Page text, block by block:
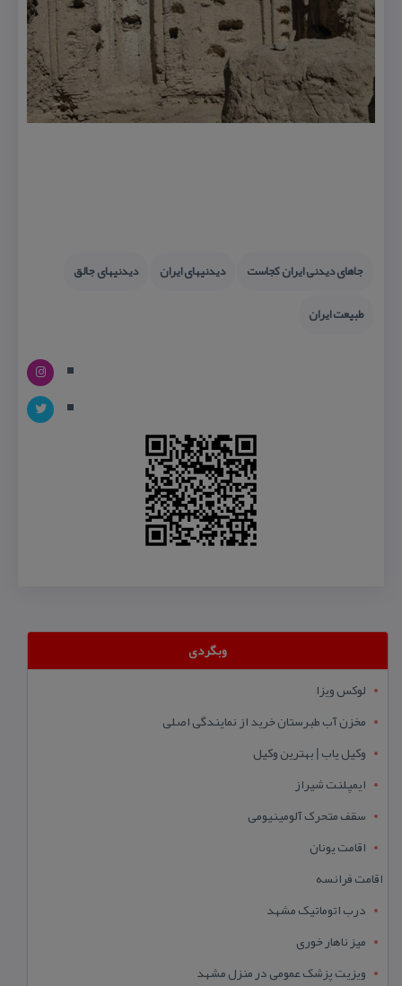
جاهای دیدنی ایران كجاست دیدنیهای ایران
دیدنیهای جالق
طبیعت ایران
وبگردی
لوکس ویزا
مخزن آب طبرستان خرید از نمایندگی اصلی
وکیل یاب | بهترین وکیل
ایمپلنت شیراز
سقف متحرک آلومینیومی
اقامت یونان
اقامت فرانسه
درب اتوماتیک مشهد
میز ناهار خوری
ویزیت پزشک عمومی در منزل مشهد